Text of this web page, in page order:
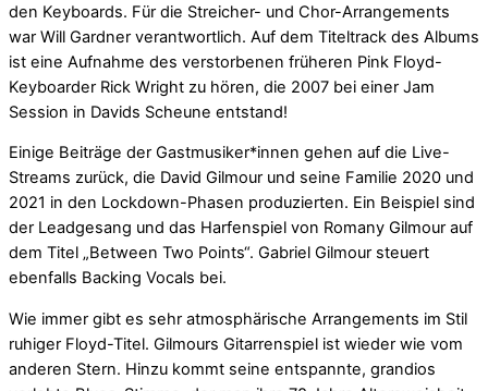
den Keyboards. Für die Streicher- und Chor-Arrangements
war Will Gardner verantwortlich. Auf dem Titeltrack des Albums
ist eine Aufnahme des verstorbenen früheren Pink Floyd-
Keyboarder Rick Wright zu hören, die 2007 bei einer Jam
Session in Davids Scheune entstand!
Einige Beiträge der Gastmusiker*innen gehen auf die Live-
Streams zurück, die David Gilmour und seine Familie 2020 und
2021 in den Lockdown-Phasen produzierten. Ein Beispiel sind
der Leadgesang und das Harfenspiel von Romany Gilmour auf
dem Titel „Between Two Points“. Gabriel Gilmour steuert
ebenfalls Backing Vocals bei.
Wie immer gibt es sehr atmosphärische Arrangements im Stil
ruhiger Floyd-Titel. Gilmours Gitarrenspiel ist wieder wie vom
anderen Stern. Hinzu kommt seine entspannte, grandios